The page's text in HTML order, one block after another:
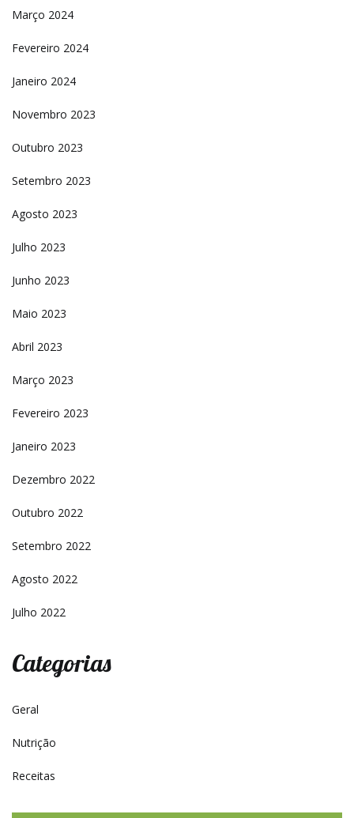
Março 2024
Fevereiro 2024
Janeiro 2024
Novembro 2023
Outubro 2023
Setembro 2023
Agosto 2023
Julho 2023
Junho 2023
Maio 2023
Abril 2023
Março 2023
Fevereiro 2023
Janeiro 2023
Dezembro 2022
Outubro 2022
Setembro 2022
Agosto 2022
Julho 2022
Categorias
Geral
Nutrição
Receitas